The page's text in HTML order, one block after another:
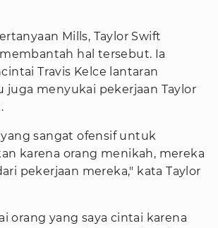
Mills, Taylor Swift
hal tersebut. Ia
Travis Kelce lantaran
juga menyukai pekerjaan Taylor
sangat ofensif untuk
karena orang menikah, mereka
pekerjaan mereka," kata Taylor
orang yang saya cintai karena